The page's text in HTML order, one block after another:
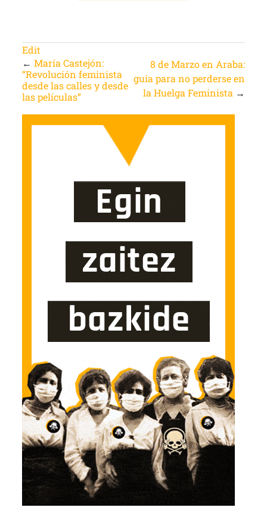
Edit
← María Castejón:
“Revolución feminista
desde las calles y desde
las películas”
8 de Marzo en Araba:
guía para no perderse en
la Huelga Feminista →